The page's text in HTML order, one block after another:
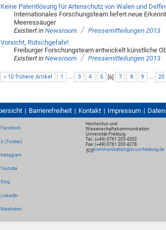
Keine Patentlösung für Artenschutz von Walen und
Internationales Forschungsteam liefert neue
Meeressäuger
Existiert in Newsroom / Pressemitteilungen 2013
Vorsicht, Rutschgefahr!
Freiburger Forschungsteam entwickelt künstliche
Existiert in Newsroom / Pressemitteilungen 2013
« 10 frühere Artikel 1 ... 3 4 5 [6] 7 8 9 ... 20
Barrierefreiheit Kontakt Impressum
Facebook
X (Twitter)
Instagram
Youtube
Xing
LinkedIn
Mastodon
Hochschul- und
Wissenschaftskommunikation
Universität Freiburg
Tel.: (+49) 0761 203 4302
Fax: (+49) 0761 203 4278
kommunikation@zv.uni-freiburg.de